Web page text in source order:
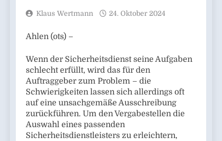
Klaus Wertmann 24. Oktober 2024
Ahlen (ots) –
Wenn der Sicherheitsdienst seine Aufgaben
schlecht erfüllt, wird das für den
Auftraggeber zum Problem – die
Schwierigkeiten lassen sich allerdings oft
auf eine unsachgemäße Ausschreibung
zurückführen. Um den Vergabestellen die
Auswahl eines passenden
Sicherheitsdienstleisters zu erleichtern,